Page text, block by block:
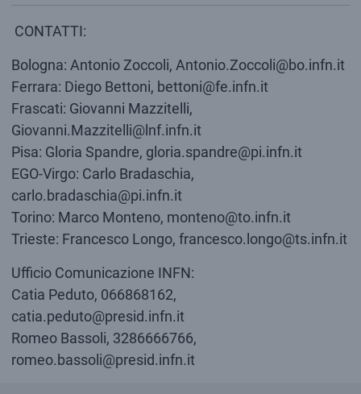
CONTATTI:
Bologna: Antonio Zoccoli, Antonio.Zoccoli@bo.infn.it
Ferrara: Diego Bettoni, bettoni@fe.infn.it
Frascati: Giovanni Mazzitelli,
Giovanni.Mazzitelli@lnf.infn.it
Pisa: Gloria Spandre, gloria.spandre@pi.infn.it
EGO-Virgo: Carlo Bradaschia,
carlo.bradaschia@pi.infn.it
Torino: Marco Monteno, monteno@to.infn.it
Trieste: Francesco Longo, francesco.longo@ts.infn.it
Ufficio Comunicazione INFN:
Catia Peduto, 066868162,
catia.peduto@presid.infn.it
Romeo Bassoli, 3286666766,
romeo.bassoli@presid.infn.it